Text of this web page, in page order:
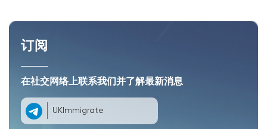
订阅
在社交网络上联系我们并了解最新消息
UKImmigrate